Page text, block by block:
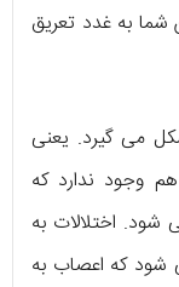
به غدد تعریق
می گیرد. یعنی
وجود ندارد که
شود. اختلالات به
که اعصاب به